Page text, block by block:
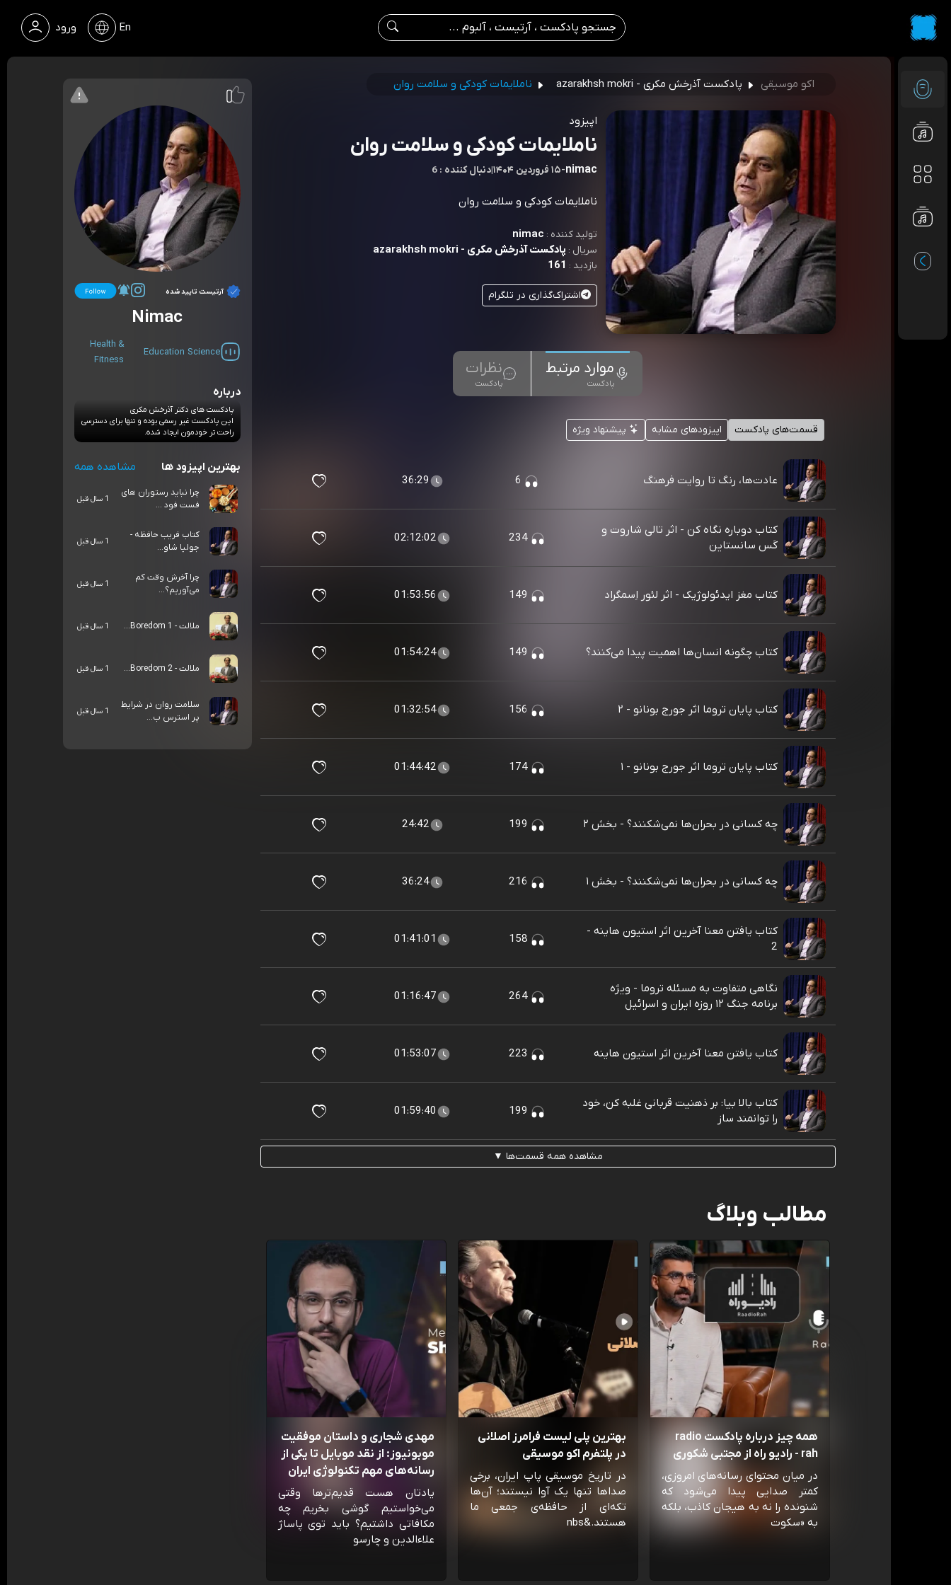
ورود En
اکو موسیقی پادکست آذرخش مکری - azarakhsh mokri ناملایمات کودکی و سلامت روان
اپیزود
ناملایمات کودکی و سلامت روان
nimac
-۱۵ فروردین ۱۴۰۴ |6 : دنبال کننده
ناملایمات کودکی و سلامت روان
تولید کننده : nimac
سریال : پادکست آذرخش مکری - azarakhsh mokri
بازدید : 161
اشتراک‌گذاری در تلگرام
موارد مرتبط
پادکست
نظرات
پادکست
قسمت‌های پادکست اپیزودهای مشابه پیشنهاد ویژه
عادت‌ها، رنگ تا روایت فرهنگ 36:29
کتاب دوباره نگاه کن - اثر تالی شاروت و
کَس سانستاین
234
02:12:02
کتاب مغز ایدئولوژیک - اثر لئور اِسمگراد 01:53:56
کتاب چگونه انسان‌ها اهمیت پیدا می‌کنند؟ 01:54:24
کتاب پایان تروما اثر جورج بونانو - ۲ 01:32:54
کتاب پایان تروما اثر جورج بونانو - ۱ 174
01:44:42
چه کسانی در بحران‌ها نمی‌شکنند؟ - بخش ۲ 24:42
چه کسانی در بحران‌ها نمی‌شکنند؟ - بخش ۱ 36:24
کتاب یافتن معنا آخرین اثر استیون هاینه -
2
01:41:01
نگاهی متفاوت به مسئله تروما - ویژه
برنامه جنگ ۱۲ روزه ایران و اسرائیل
264
01:16:47
کتاب یافتن معنا آخرین اثر استیون هاینه 01:53:07
کتاب بالا بیا: بر ذهنیت قربانی غلبه کن، خود
را توانمند ساز
01:59:40
مشاهده همه قسمت‌ها ▼
مطالب وبلاگ
همه چیز درباره پادکست radio
rah - رادیو راه از مجتبی شکوری
در میان محتوای رسانه‌های امروزی،
کمتر صدایی پیدا می‌شود که
شنونده را نه به هیجان کاذب، بلکه
به «سکوت
بهترین پلی لیست فرامرز اصلانی
در پلتفرم اکو موسیقی
در تاریخ موسیقی پاپ ایران، برخی
صداها تنها یک آوا نیستند؛ آن‌ها
تکه‌ای از حافظه‌ی جمعی ما
هستند.&nbs
مهدی شجاری و داستان موفقیت
موبونیوز: از نقد موبایل تا یکی از
رسانه‌‌های مهم تکنولوژی ایران
یادتان هست قدیم‌ترها وقتی
می‌خواستیم گوشی بخریم چه
مکافاتی داشتیم؟ باید توی پاساژ
علاءالدین و چارسو
آرتیست تایید شده
Nimac
Science
Education
Health &
Fitness
درباره
پادکست های دکتر آذرخش مکری
این پادکست غیر رسمی بوده و تنها برای دسترسی
راحت تر خودمون ایجاد شده.
بهترین اپیزود ها مشاهده همه
چرا نباید رستوران های
فست فود ...
1 سال قبل
کتاب فریب حافظه -
جولیا شاو...
1 سال قبل
چرا آخرش وقت کم
می‌آوریم؟...
1 سال قبل
ملالت - Boredom 1... 1 سال قبل
ملالت - Boredom 2... 1 سال قبل
سلامت روان در شرایط
پر استرس ب...
1 سال قبل